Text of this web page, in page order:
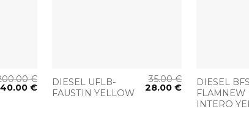
€
€
DIESEL UFLB-
FAUSTIN YELLOW
35.00€
28.00€
DIESEL
FLAMNEW
INTERO